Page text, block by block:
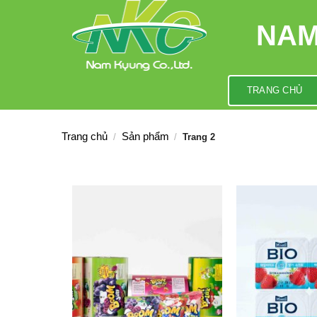
TRANG CHỦ
Trang chủ / Sản phẩm / Trang 2